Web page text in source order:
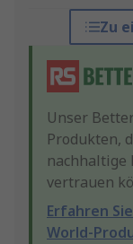
Zu
Unser
Produkten,
nachhaltige
vertrauen
Erfahren
World-